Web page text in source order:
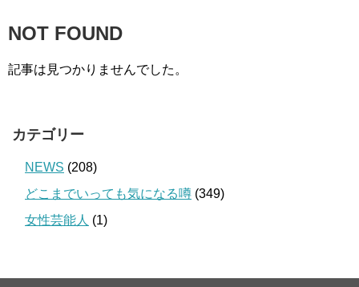
NOT FOUND
記事は見つかりませんでした。
カテゴリー
NEWS (208)
どこまでいっても気になる噂 (349)
女性芸能人 (1)